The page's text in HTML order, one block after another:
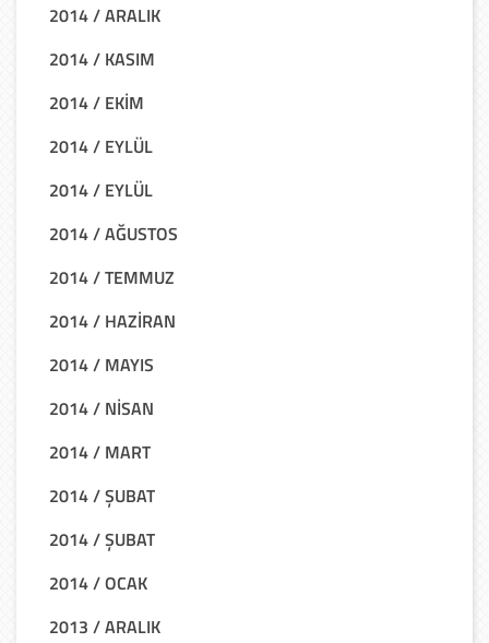
2014 / ARALIK
2014 / KASIM
2014 / EKİM
2014 / EYLÜL
2014 / EYLÜL
2014 / AĞUSTOS
2014 / TEMMUZ
2014 / HAZİRAN
2014 / MAYIS
2014 / NİSAN
2014 / MART
2014 / ŞUBAT
2014 / ŞUBAT
2014 / OCAK
2013 / ARALIK